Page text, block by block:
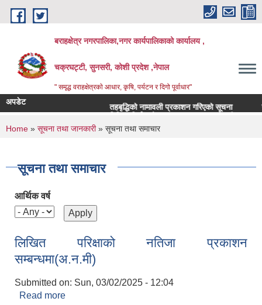
Skip to main content
बराहक्षेत्र नगरपालिका,नगर कार्यपालिकाको कार्यालय ,
चक्रघट्टी, सुनसरी, कोशी प्रदेश ,नेपाल
" समृद्ध वराहक्षेत्रकाे आधार, कृषि, पर्यटन र दिगो पूर्वाधार"
अपडेट
तहबृद्धिको नामावली प्रकाशन गरिएको सूचना
नापी
You are here
Home » सूचना तथा जानकारी» सूचना तथा समाचार
सूचना तथा समाचार
आर्थिक वर्ष
लिखित परिक्षाको नतिजा प्रकाशन
सम्बन्धमा(अ.न.मी)
Submitted on: Sun, 03/02/2025 - 12:04
Read more